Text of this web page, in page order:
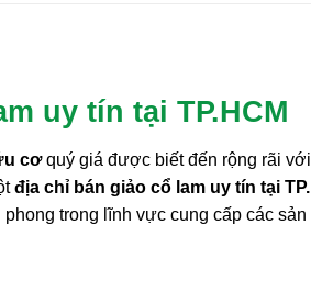
uy tín tại TP.HCM
cơquý giá được biết đến rộng rãi
địa chỉ bán giảo cổ lam uy tín tại
trong lĩnh vực cung cấp các sản